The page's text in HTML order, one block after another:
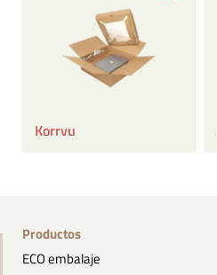
Korrvu
Productos
ECO embalaje